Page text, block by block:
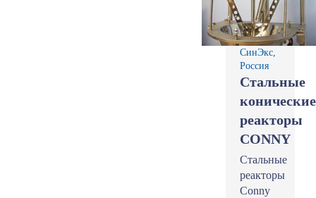
СинЭкс,
Россия
Стальные
конические
реакторы
CONNY
Стальные
реакторы
Conny